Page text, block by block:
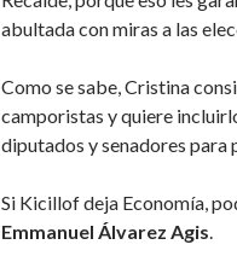
abultada con miras a las
Como se sabe, Cristina
camporistas y quiere
diputados y senadores
Si Kicillof deja Economía,
Emmanuel Álvarez Agis.